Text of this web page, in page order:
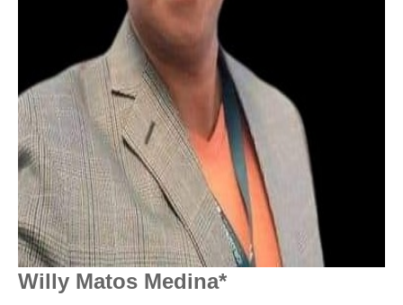
Willy Matos Medina*